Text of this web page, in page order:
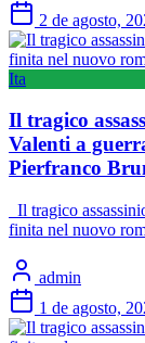
2 de agosto,
Ita
Il tragico
Valenti a
Pierfranco
Il tragico
finita nel nuovo
admin
1 de agosto,